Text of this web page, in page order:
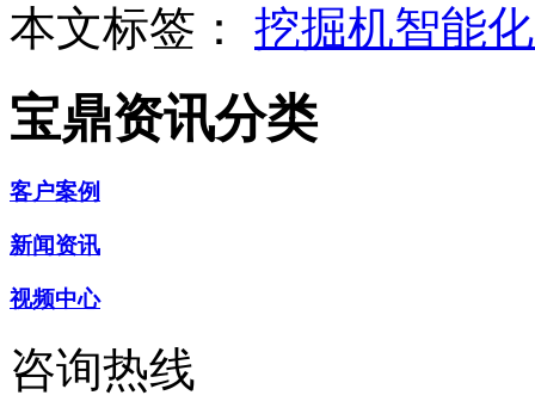
本文标签： 挖掘机智能
宝鼎资讯分类
客户案例
新闻资讯
视频中心
咨询热线